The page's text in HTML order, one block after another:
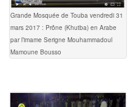
Grande Mosquée de Touba vendredi 31
mars 2017 : Prône (Khutba) en Arabe
par l’imame Serigne Mouhammadoul
Mamoune Bousso